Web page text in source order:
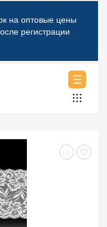
на оптовые цены
регистрации